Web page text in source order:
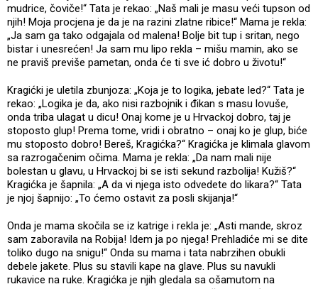
mudrice, čoviče!“ Tata je rekao: „Naš mali je masu veći tupson od
njih! Moja procjena je da je na razini zlatne ribice!“ Mama je rekla:
„Ja sam ga tako odgajala od malena! Bolje bit tup i sritan, nego
bistar i unesrećen! Ja sam mu lipo rekla – mišu mamin, ako se
ne praviš previše pametan, onda će ti sve ić dobro u životu!“
Kragićki je uletila zbunjoza: „Koja je to logika, jebate led?“ Tata je
rekao: „Logika je da, ako nisi razbojnik i đikan s masu lovuše,
onda triba ulagat u dicu! Onaj kome je u Hrvackoj dobro, taj je
stoposto glup! Prema tome, vridi i obratno – onaj ko je glup, biće
mu stoposto dobro! Bereš, Kragićka?“ Kragićka je klimala glavom
sa razrogačenim očima. Mama je rekla: „Da nam mali nije
bolestan u glavu, u Hrvackoj bi se isti sekund razbolija! Kužiš?“
Kragićka je šapnila: „A da vi njega isto odvedete do likara?“ Tata
je njoj šapnijo: „To ćemo ostavit za posli skijanja!“
Onda je mama skočila se iz katrige i rekla je: „Asti mande, skroz
sam zaboravila na Robija! Idem ja po njega! Prehladiće mi se dite
toliko dugo na snigu!“ Onda su mama i tata nabrzihen obukli
debele jakete. Plus su stavili kape na glave. Plus su navukli
rukavice na ruke. Kragićka je njih gledala sa ošamutom na